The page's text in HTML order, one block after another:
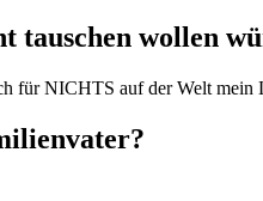
tauschen wollen
für NICHTS auf der Welt mein